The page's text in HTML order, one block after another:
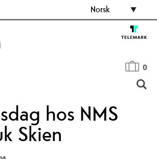
Norsk
0
hos NMS
Skien